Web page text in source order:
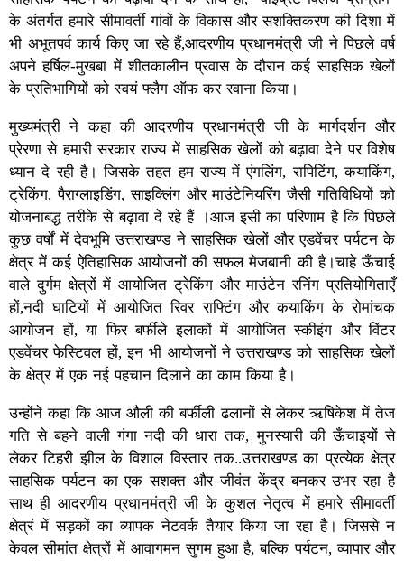
के अंतर्गत हमारे सीमावर्ती गांवों के विकास और सशक्तिकरण की दिशा में
भी अभूतपर्व कार्य किए जा रहे हैं,आदरणीय प्रधानमंत्री जी ने पिछले वर्ष
अपने हर्षिल-मुखबा में शीतकालीन प्रवास के दौरान कई साहसिक खेलों
के प्रतिभागियों को स्वयं फ्लैग ऑफ कर रवाना किया।
मुख्यमंत्री ने कहा की आदरणीय प्रधानमंत्री जी के मार्गदर्शन और
प्रेरणा से हमारी सरकार राज्य में साहसिक खेलों को बढ़ावा देने पर विशेष
ध्यान दे रही है। जिसके तहत हम राज्य में एंगलिंग, रापिटिंग, कयाकिंग,
ट्रेकिंग, पैराग्लाइडिंग, साइक्लिंग और माउंटेनियरिंग जैसी गतिविधियों को
योजनाबद्ध तरीके से बढ़ावा दे रहे हैं ।आज इसी का परिणाम है कि पिछले
कुछ वर्षों में देवभूमि उत्तराखण्ड ने साहसिक खेलों और एडवेंचर पर्यटन के
क्षेत्र में कई ऐतिहासिक आयोजनों की सफल मेजबानी की है।चाहे ऊँचाई
वाले दुर्गम क्षेत्रों में आयोजित ट्रेकिंग और माउंटेन रनिंग प्रतियोगिताएँ
हों,नदी घाटियों में आयोजित रिवर राफ्टिंग और कयाकिंग के रोमांचक
आयोजन हों, या फिर बर्फीले इलाकों में आयोजित स्कीइंग और विंटर
एडवेंचर फेस्टिवल हों, इन भी आयोजनों ने उत्तराखण्ड को साहसिक खेलों
के क्षेत्र में एक नई पहचान दिलाने का काम किया है।
उन्होंने कहा कि आज औली की बर्फीली ढलानों से लेकर ऋषिकेश में तेज
गति से बहने वाली गंगा नदी की धारा तक, मुनस्यारी की ऊँचाइयों से
लेकर टिहरी झील के विशाल विस्तार तक..उत्तराखण्ड का प्रत्येक क्षेत्र
साहसिक पर्यटन का एक सशक्त और जीवंत केंद्र बनकर उभर रहा है
साथ ही आदरणीय प्रधानमंत्री जी के कुशल नेतृत्व में हमारे सीमावर्ती
क्षेत्रं में सड़कों का व्यापक नेटवर्क तैयार किया जा रहा है। जिससे न
केवल सीमांत क्षेत्रों में आवागमन सुगम हुआ है, बल्कि पर्यटन, व्यापार और